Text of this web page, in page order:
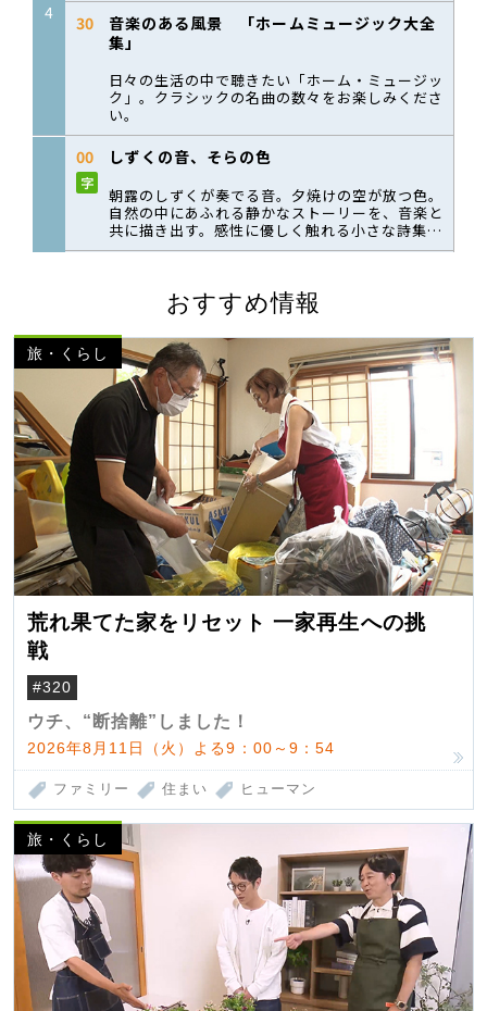
おすすめ情報
旅・くらし
荒れ果てた家をリセット 一家再生への挑
戦
#320
ウチ、“断捨離”しました！
2026年8月11日（火）よる9：00～9：54
ファミリー 住まい ヒューマン
旅・くらし